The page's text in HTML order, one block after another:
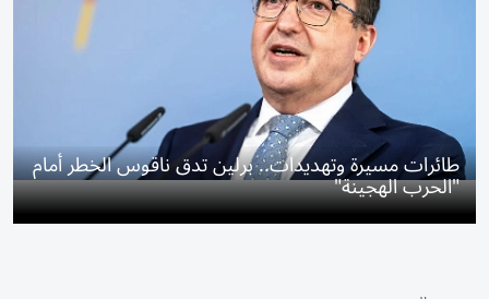
طائرات مسيرة وتهديدات.. برلين تدق ناقوس الخطر أمام
"الحرب الهجينة"